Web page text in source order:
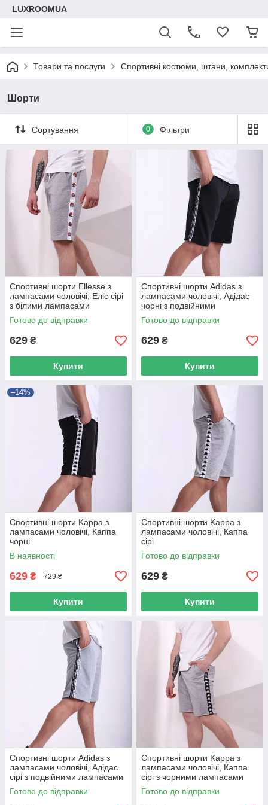
LUXROOMUА
Товари та послуги Спортивні костюми, штани,
Шорти
Сортування 0 Фільтри
Спортивні шорти Ellesse з
лампасами чоловічі, Еліс сірі
з білими лампасами
Готово до відправки
629 ₴
Купити
Спортивні шорти Adidas з
лампасами чоловічі, Адідас
чорні з подвійними
лампасами
Готово до відправки
629 ₴
Купити
–14%
Спортивні шорти Kappa з
лампасами чоловічі, Каппа
чорні
В наявності
629 ₴ 729 ₴
Купити
Спортивні шорти Kappa з
лампасами чоловічі, Каппа
сірі
Готово до відправки
629 ₴
Купити
Спортивні шорти Adidas з
лампасами чоловічі, Адідас
сірі з подвійними лампасами
Готово до відправки
Спортивні шорти Kappa з
лампасами чоловічі, Каппа
сірі з чорними лампасами
Готово до відправки